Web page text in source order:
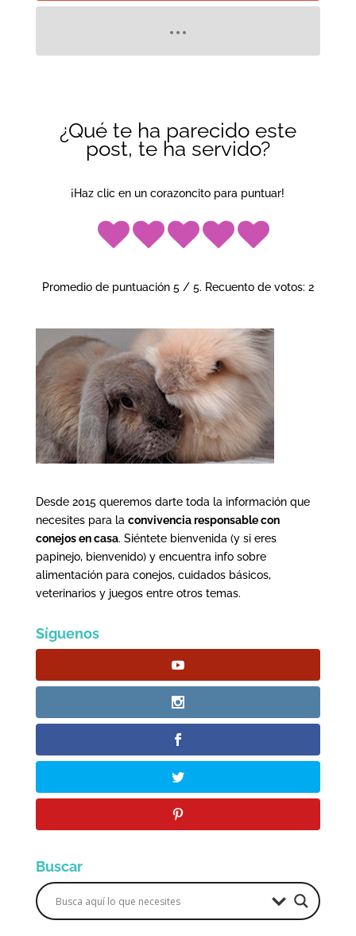
¿Qué te ha parecido este
post, te ha servido?
¡Haz clic en un corazoncito para puntuar!
Promedio de puntuación 5/ 5. Recuento de votos: 2
Desde 2015 queremos darte toda la información que
necesites para la convivencia responsable con
conejos en casa. Siéntete bienvenida (y si eres
papinejo, bienvenido) y encuentra info sobre
alimentación para conejos, cuidados básicos,
veterinarios y juegos entre otros temas.
Síguenos
Buscar